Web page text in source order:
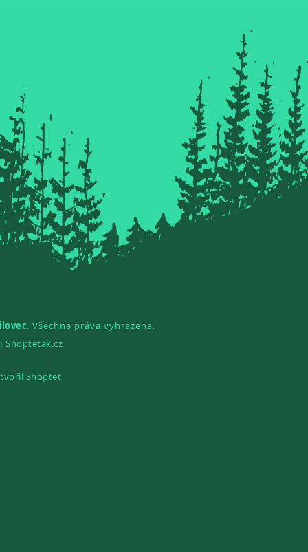
. Všechna práva vyhrazena.
Shoptetak.cz
Shoptet